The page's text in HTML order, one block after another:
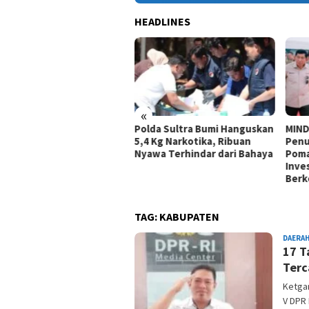
HEADLINES
«
MIND ID Tegaskan Dukungan
Penuh Bagi PT Vale di
Pomalaa, Perkuat Kepastian
HUT
TAG: KABUPATEN
17
V